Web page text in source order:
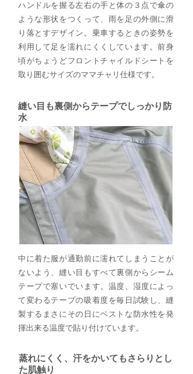
ハンドルを握る左右の手と体の３点で傘の
ような形状をつくって、雨を足の外側に滑
り落とすデザイン。乗車するときの姿勢を
利用して足を濡れにくくしています。前身
頃がちょうどフロントチャイルドシートを
取り囲むサイズのママチャリ仕様です。
縫い目も裏側からテープでしっかり防
水
中に着た服が通勤前に濡れてしまうことが
ないよう、縫い目もすべて裏側からシーム
テープで塞いでいます。温度、湿度によっ
て変わるテープの吸着度を毎日試験し、縫
製するまさにその日にベストな防水性を発
揮出来る温度で貼り付けています。
蒸れにくく、汗をかいてもさらりとし
た肌触り